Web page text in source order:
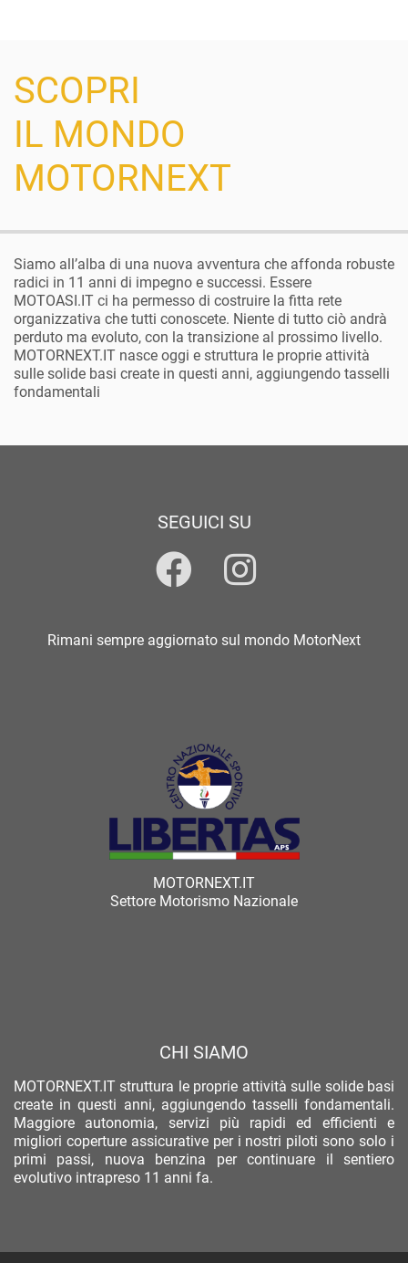
SCOPRI
IL MONDO
MOTORNEXT
Siamo all’alba di una nuova avventura che affonda robuste
radici in 11 anni di impegno e successi. Essere
MOTOASI.IT ci ha permesso di costruire la fitta rete
organizzativa che tutti conoscete. Niente di tutto ciò andrà
perduto ma evoluto, con la transizione al prossimo livello.
MOTORNEXT.IT nasce oggi e struttura le proprie attività
sulle solide basi create in questi anni, aggiungendo tasselli
fondamentali
SEGUICI SU
Rimani sempre aggiornato sul mondo MotorNext
MOTORNEXT.IT
Settore Motorismo Nazionale
CHI SIAMO
MOTORNEXT.IT struttura le proprie attività sulle solide basi
create in questi anni, aggiungendo tasselli fondamentali.
Maggiore autonomia, servizi più rapidi ed efficienti e
migliori coperture assicurative per i nostri piloti sono solo i
primi passi, nuova benzina per continuare il sentiero
evolutivo intrapreso 11 anni fa.